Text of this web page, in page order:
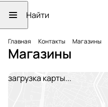
Главная Контакты Магазины
Магазины
загрузка карты...